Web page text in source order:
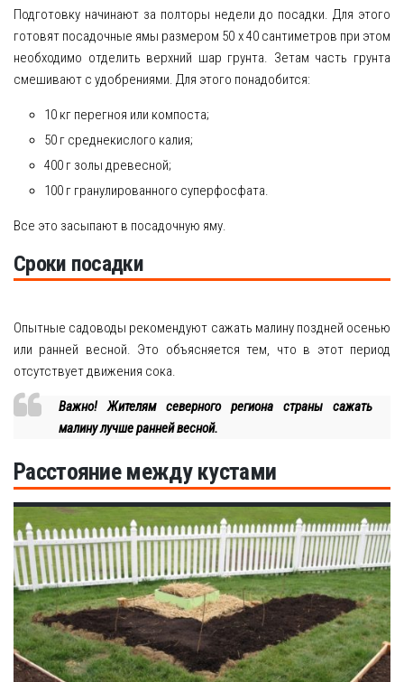
Подготовку начинают за полторы недели до посадки. Для этого
готовят посадочные ямы размером 50 х 40 сантиметров при этом
необходимо отделить верхний шар грунта. Зетам часть грунта
смешивают с удобрениями. Для этого понадобится:
10 кг перегноя или компоста;
50 г среднекислого калия;
400 г золы древесной;
100 г гранулированного суперфосфата.
Все это засыпают в посадочную яму.
Сроки посадки
Опытные садоводы рекомендуют сажать малину поздней осенью
или ранней весной. Это объясняется тем, что в этот период
отсутствует движения сока.
Важно! Жителям северного региона страны сажать
малину лучше ранней весной.
Расстояние между кустами